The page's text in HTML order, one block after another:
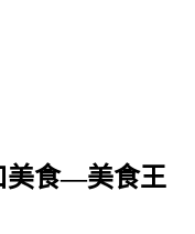
美食—美食王